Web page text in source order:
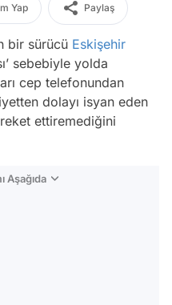
Yap Paylaş
bir sürücü Eskişehir
sebebiyle yolda
cep telefonundan
dolayı isyan eden
ettiremediğini
Aşağıda